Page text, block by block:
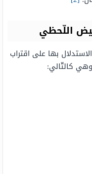
اللّحظي
بها على اقتراب
كالتّالي: